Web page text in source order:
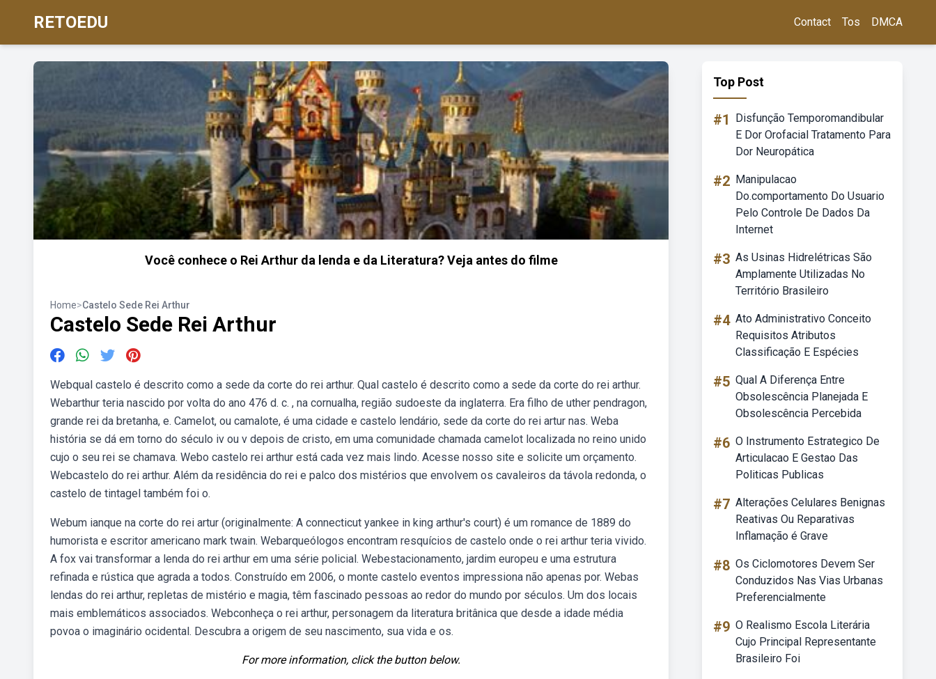
RETOEDU Contact Tos DMCA
Você conhece o Rei Arthur da lenda e da Literatura? Veja antes do filme
Home>Castelo Sede Rei Arthur
Castelo Sede Rei Arthur
Webqual castelo é descrito como a sede da corte do rei arthur. Qual castelo é descrito como a sede da corte do rei arthur.
Webarthur teria nascido por volta do ano 476 d. c. , na cornualha, região sudoeste da inglaterra. Era filho de uther pendragon,
grande rei da bretanha, e. Camelot, ou camalote, é uma cidade e castelo lendário, sede da corte do rei artur nas. Weba
história se dá em torno do século iv ou v depois de cristo, em uma comunidade chamada camelot localizada no reino unido
cujo o seu rei se chamava. Webo castelo rei arthur está cada vez mais lindo. Acesse nosso site e solicite um orçamento.
Webcastelo do rei arthur. Além da residência do rei e palco dos mistérios que envolvem os cavaleiros da távola redonda, o
castelo de tintagel também foi o.
Webum ianque na corte do rei artur (originalmente: A connecticut yankee in king arthur's court) é um romance de 1889 do
humorista e escritor americano mark twain. Webarqueólogos encontram resquícios de castelo onde o rei arthur teria vivido.
A fox vai transformar a lenda do rei arthur em uma série policial. Webestacionamento, jardim europeu e uma estrutura
refinada e rústica que agrada a todos. Construído em 2006, o monte castelo eventos impressiona não apenas por. Webas
lendas do rei arthur, repletas de mistério e magia, têm fascinado pessoas ao redor do mundo por séculos. Um dos locais
mais emblemáticos associados. Webconheça o rei arthur, personagem da literatura britânica que desde a idade média
povoa o imaginário ocidental. Descubra a origem de seu nascimento, sua vida e os.
For more information, click the button below.
Top Post
#1
Disfunção Temporomandibular
E Dor Orofacial Tratamento Para
Dor Neuropática
#2 Manipulacao
Do.comportamento Do Usuario
Pelo Controle De Dados Da
Internet
#3 As Usinas Hidrelétricas São
Amplamente Utilizadas No
Território Brasileiro
#4 Ato Administrativo Conceito
Requisitos Atributos
Classificação E Espécies
#5 Qual A Diferença Entre
Obsolescência Planejada E
Obsolescência Percebida
#6 O Instrumento Estrategico De
Articulacao E Gestao Das
Politicas Publicas
#7 Alterações Celulares Benignas
Reativas Ou Reparativas
Inflamação é Grave
#8 Os Ciclomotores Devem Ser
Conduzidos Nas Vias Urbanas
Preferencialmente
#9 O Realismo Escola Literária
Cujo Principal Representante
Brasileiro Foi